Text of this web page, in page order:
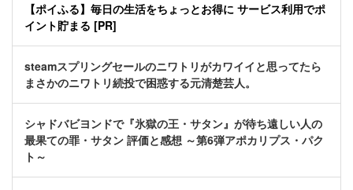
【ポイふる】毎日の生活をちょっとお得に サービス利用でポ
イント貯まる [PR]
steamスプリングセールのニワトリがカワイイと思ってたら
まさかのニワトリ続投で困惑する元清楚芸人。
シャドバビヨンドで『氷獄の王・サタン』が待ち遠しい人の
最果ての罪・サタン 評価と感想 ～第6弾アポカリプス・パク
ト～